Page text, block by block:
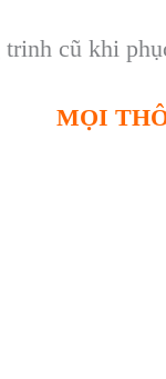
cũ khi
MỌI